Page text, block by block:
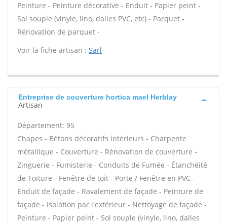
Peinture - Peinture décorative - Enduit - Papier peint -
Sol souple (vinyle, lino, dalles PVC, etc) - Parquet -
Rénovation de parquet -
Voir la fiche artisan : Sarl
Entreprise de couverture hortica mael Herblay
Artisan
Département: 95
Chapes - Bétons décoratifs intérieurs - Charpente
métallique - Couverture - Rénovation de couverture -
Zinguerie - Fumisterie - Conduits de Fumée - Étanchéité
de Toiture - Fenêtre de toit - Porte / Fenêtre en PVC -
Enduit de façade - Ravalement de façade - Peinture de
façade - Isolation par l'extérieur - Nettoyage de façade -
Peinture - Papier peint - Sol souple (vinyle, lino, dalles